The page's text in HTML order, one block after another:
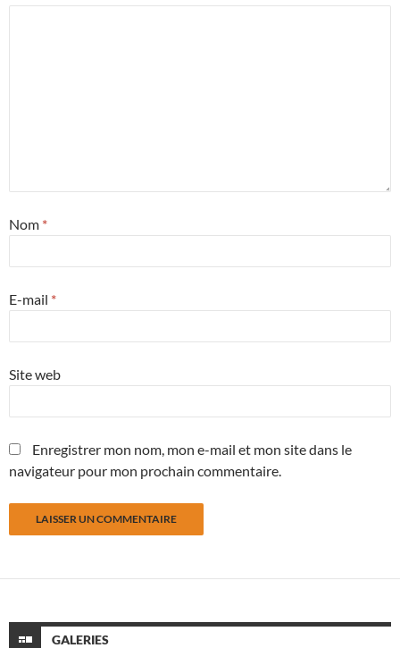
Nom *
E-mail *
Site web
Enregistrer mon nom, mon e-mail et mon site dans le
navigateur pour mon prochain commentaire.
GALERIES